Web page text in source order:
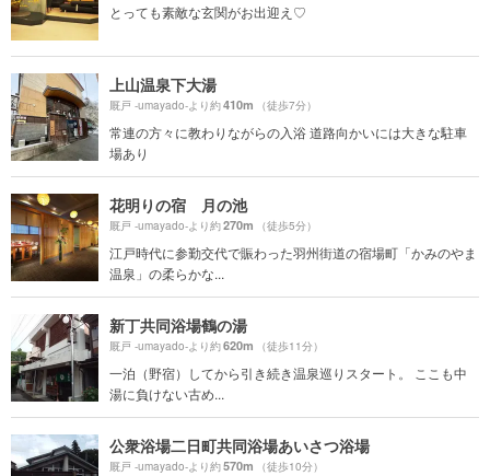
とっても素敵な玄関がお出迎え♡
上山温泉下大湯
厩戸 -umayado-より約410m （徒歩7分）
常連の方々に教わりながらの入浴 道路向かいには大きな駐車
場あり
花明りの宿 月の池
厩戸 -umayado-より約270m （徒歩5分）
江戸時代に参勤交代で賑わった羽州街道の宿場町「かみのやま
温泉」の柔らかな...
新丁共同浴場鶴の湯
厩戸 -umayado-より約620m （徒歩11分）
一泊（野宿）してから引き続き温泉巡りスタート。 ここも中
湯に負けない古め...
公衆浴場二日町共同浴場あいさつ浴場
厩戸 -umayado-より約570m （徒歩10分）